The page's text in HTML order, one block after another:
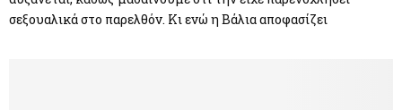
σεξουαλικά στο παρελθόν. Κι ενώ η Βάλια αποφασίζει